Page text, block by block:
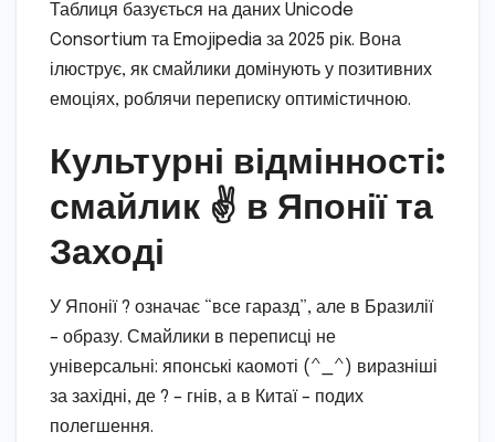
Таблиця базується на даних Unicode
Consortium та Emojipedia за 2025 рік. Вона
ілюструє, як смайлики домінують у позитивних
емоціях, роблячи переписку оптимістичною.
Культурні відмінності:
смайлик ✌️ в Японії та
Заході
У Японії ? означає “все гаразд”, але в Бразилії
– образу. Смайлики в переписці не
універсальні: японські каомоті (^_^) виразніші
за західні, де ? – гнів, а в Китаї – подих
полегшення.